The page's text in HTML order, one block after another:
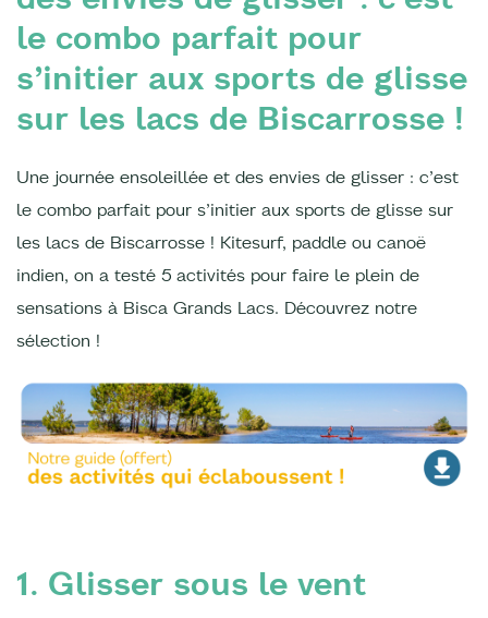
le combo parfait pour
s’initier aux sports de glisse
sur les lacs de Biscarrosse !
Une journée ensoleillée et des envies de glisser : c’est
le combo parfait pour s’initier aux sports de glisse sur
les lacs de Biscarrosse ! Kitesurf, paddle ou canoë
indien, on a testé 5 activités pour faire le plein de
sensations à Bisca Grands Lacs. Découvrez notre
sélection !
1. Glisser sous le vent